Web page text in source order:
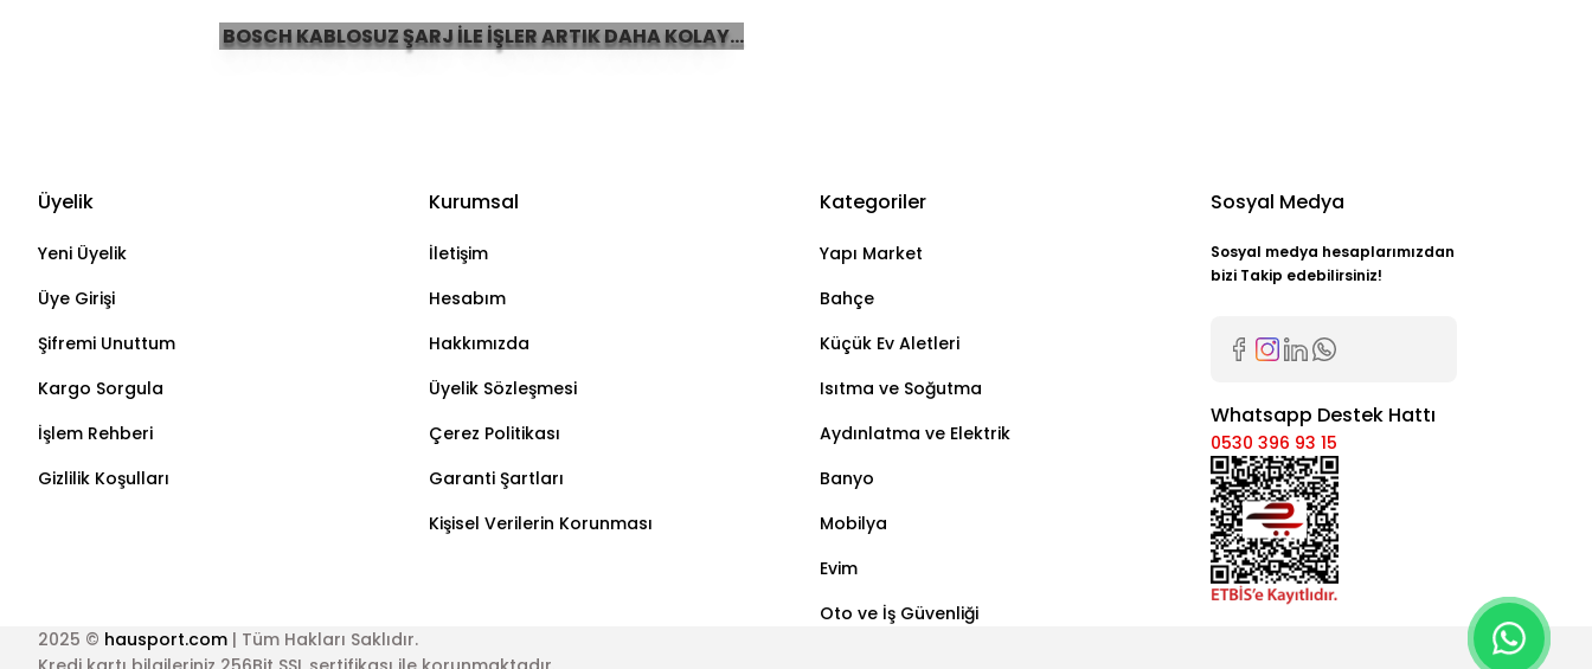
BOSCH KABLOSUZ ŞARJ İLE İŞLER ARTIK DAHA KOLAY...
Üyelik
Yeni Üyelik
Üye Girişi
Şifremi Unuttum
Kargo Sorgula
İşlem Rehberi
Gizlilik Koşulları
Kurumsal
İletişim
Hesabım
Hakkımızda
Üyelik Sözleşmesi
Çerez Politikası
Garanti Şartları
Kişisel Verilerin Korunması
Kategoriler
Yapı Market
Bahçe
Küçük Ev Aletleri
Isıtma ve Soğutma
Aydınlatma ve Elektrik
Banyo
Mobilya
Evim
Oto ve İş Güvenliği
Sosyal Medya
Sosyal medya hesaplarımızdan
bizi Takip edebilirsiniz!
Whatsapp Destek Hattı
0530 396 93 15
2025 © hausport.com | Tüm Hakları Saklıdır.